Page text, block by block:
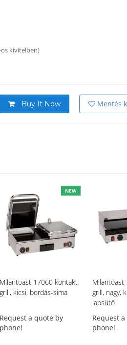
os kivitelben)
Buy It Now Mentés
NEW
Milantoast 17060 kontakt
grill, kicsi, bordás-sima
Request a quote by
phone!
Milantoast
grill, nagy,
lapsütő
Request
phone!